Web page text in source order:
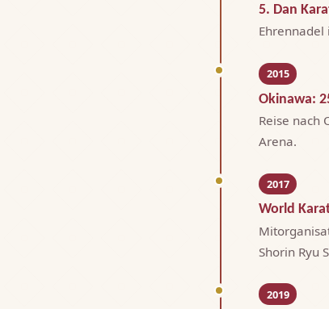
5. Dan
Ehrennadel
2015
Okinawa:
Reise nach
Arena.
2017
World
Shorin Ryu
2019